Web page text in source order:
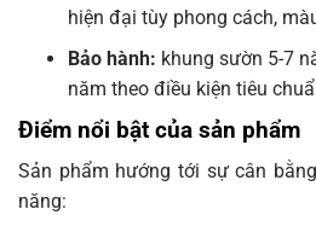
hiện đại tùy phong cách,
Bảo hành: khung sườn 5-7
năm theo điều kiện tiêu
Điểm nổi bật của sản phẩm
Sản phẩm hướng tới sự cân
năng: